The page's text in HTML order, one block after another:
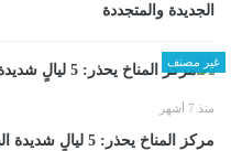
الجديدة والمتجددة
غير مصنف
منذ 7 أشهر
مركز المناخ يحذر: 5 ليالٍ شديدة البرودة حتى الأربعاء المقبل